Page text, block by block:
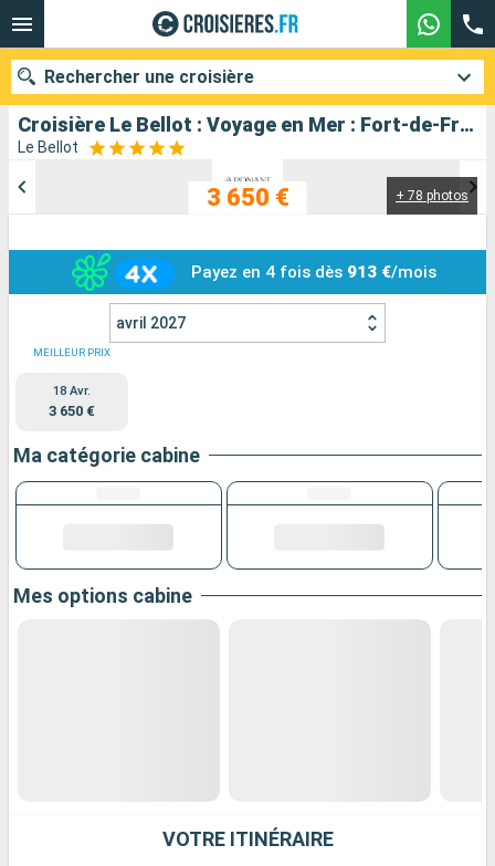
Croisière Le Bellot : Voyage en Mer : Fort-de-France - Lisbonne au départ de Fort de France
Le Bellot
+ 78 photos
3 650 €
Payez en 4 fois dès 913 €/mois
avril 2027
MEILLEUR PRIX
18 Avr.
3 650 €
Ma catégorie cabine
Mes options cabine
VOTRE ITINÉRAIRE
Rechercher une croisière
Mois de départ
Ports Compagnies